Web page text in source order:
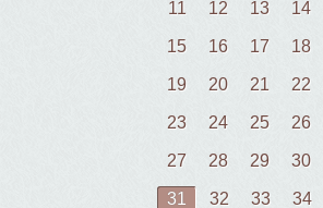
11 12 13 14
15 16 17 18
19 20 21 22
23 24 25 26
27 28 29 30
31 32 33 34